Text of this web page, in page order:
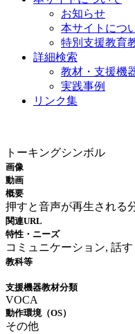
お知らせ
本サイトにつ
特別支援教育
詳細検索
教材・支援機
実践事例
リンク集
トーキングシンボル
画像
動画
概要
押すと音声が再生される
関連URL
特性・ニーズ
コミュニケーション, 話す
教科等
支援機器教材分類
VOCA
動作環境（OS）
その他